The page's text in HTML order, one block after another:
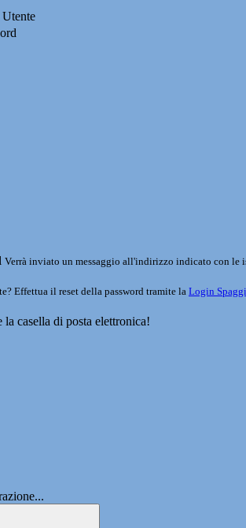
Verrà inviato un messaggio all'indirizzo indicato con le
Effettua il reset della password tramite la Login
casella di posta elettronica!